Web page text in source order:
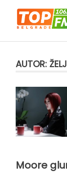
content
AUTOR:
Moore